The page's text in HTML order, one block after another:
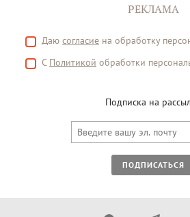
РЕКЛАМА
Даю согласие на обработку
С Политикой обработки
Подписка на
ПОДПИСАТЬСЯ